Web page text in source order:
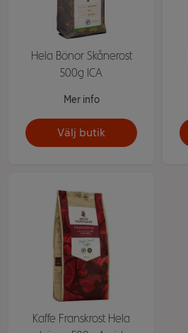
Hela Bönor Skånerost
500g ICA
Mer info
Välj butik
Kaffe Franskrost Hela